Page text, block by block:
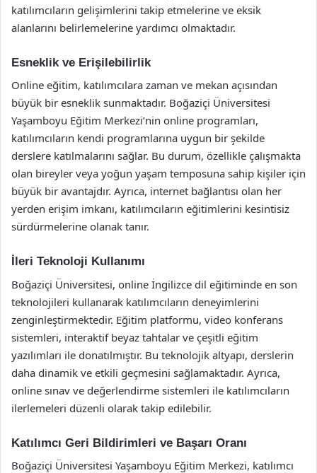
katılımcıların gelişimlerini takip etmelerine ve eksik
alanlarını belirlemelerine yardımcı olmaktadır.
Esneklik ve Erişilebilirlik
Online eğitim, katılımcılara zaman ve mekan açısından
büyük bir esneklik sunmaktadır. Boğaziçi Üniversitesi
Yaşamboyu Eğitim Merkezi’nin online programları,
katılımcıların kendi programlarına uygun bir şekilde
derslere katılmalarını sağlar. Bu durum, özellikle çalışmakta
olan bireyler veya yoğun yaşam temposuna sahip kişiler için
büyük bir avantajdır. Ayrıca, internet bağlantısı olan her
yerden erişim imkanı, katılımcıların eğitimlerini kesintisiz
sürdürmelerine olanak tanır.
İleri Teknoloji Kullanımı
Boğaziçi Üniversitesi, online İngilizce dil eğitiminde en son
teknolojileri kullanarak katılımcıların deneyimlerini
zenginleştirmektedir. Eğitim platformu, video konferans
sistemleri, interaktif beyaz tahtalar ve çeşitli eğitim
yazılımları ile donatılmıştır. Bu teknolojik altyapı, derslerin
daha dinamik ve etkili geçmesini sağlamaktadır. Ayrıca,
online sınav ve değerlendirme sistemleri ile katılımcıların
ilerlemeleri düzenli olarak takip edilebilir.
Katılımcı Geri Bildirimleri ve Başarı Oranı
Boğaziçi Üniversitesi Yaşamboyu Eğitim Merkezi, katılımcı